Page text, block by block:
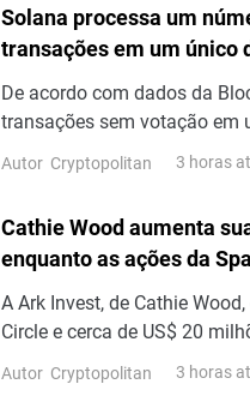
Solana processa um
transações em um único
De acordo com dados da
transações sem votação em
número de transações em
sem votação filtram as
volume real de transações.
Autor Cryptopolitan 3 horas
Cathie Wood aumenta
enquanto as ações da
A Ark Invest, de Cathie
Circle e cerca de US$ 20
dos resultados do segundo
13,6%.
Autor Cryptopolitan 3 horas